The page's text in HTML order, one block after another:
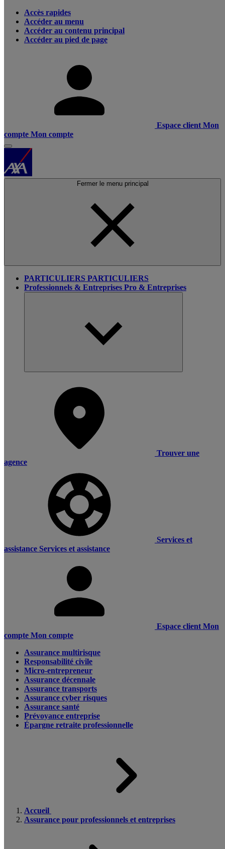
Accès rapides
Accéder au menu
Accéder au contenu principal
Accéder au pied de page
Espace client Mon
compte Mon compte
Fermer le menu principal
PARTICULIERS PARTICULIERS
Professionnels & Entreprises Pro & Entreprises
Trouver une
agence
Services et
assistance Services et assistance
Espace client Mon
compte Mon compte
Assurance multirisque
Responsabilité civile
Micro-entrepreneur
Assurance décennale
Assurance transports
Assurance cyber risques
Assurance santé
Prévoyance entreprise
Épargne retraite professionnelle
Accueil
Assurance pour professionnels et entreprises